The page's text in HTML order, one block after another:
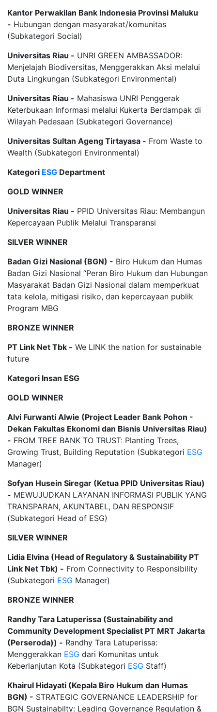
Kantor Perwakilan Bank Indonesia Provinsi Maluku
- Hubungan dengan masyarakat/komunitas
(Subkategori Social)
Universitas Riau - UNRI GREEN AMBASSADOR:
Menjelajah Biodiversitas, Menggerakkan Aksi melalui
Duta Lingkungan (Subkategori Environmental)
Universitas Riau - Mahasiswa UNRI Penggerak
Keterbukaan Informasi melalui Kukerta Berdampak di
Wilayah Pedesaan (Subkategori Governance)
Universitas Sultan Ageng Tirtayasa - From Waste to
Wealth (Subkategori Environmental)
Kategori ESG Department
GOLD WINNER
Universitas Riau - PPID Universitas Riau: Membangun
Kepercayaan Publik Melalui Transparansi
SILVER WINNER
Badan Gizi Nasional (BGN) - Biro Hukum dan Humas
Badan Gizi Nasional “Peran Biro Hukum dan Hubungan
Masyarakat Badan Gizi Nasional dalam memperkuat
tata kelola, mitigasi risiko, dan kepercayaan publik
Program MBG
BRONZE WINNER
PT Link Net Tbk - We LINK the nation for sustainable
future
Kategori Insan ESG
GOLD WINNER
Alvi Furwanti Alwie (Project Leader Bank Pohon -
Dekan Fakultas Ekonomi dan Bisnis Universitas Riau)
- FROM TREE BANK TO TRUST: Planting Trees,
Growing Trust, Building Reputation (Subkategori ESG
Manager)
Sofyan Husein Siregar (Ketua PPID Universitas Riau)
- MEWUJUDKAN LAYANAN INFORMASI PUBLIK YANG
TRANSPARAN, AKUNTABEL, DAN RESPONSIF
(Subkategori Head of ESG)
SILVER WINNER
Lidia Elvina (Head of Regulatory & Sustainability PT
Link Net Tbk) - From Connectivity to Responsibility
(Subkategori ESG Manager)
BRONZE WINNER
Randhy Tara Latuperissa (Sustainability and
Community Development Specialist PT MRT Jakarta
(Perseroda)) - Randhy Tara Latuperissa:
Menggerakkan ESG dari Komunitas untuk
Keberlanjutan Kota (Subkategori ESG Staff)
Khairul Hidayati (Kepala Biro Hukum dan Humas
BGN) - STRATEGIC GOVERNANCE LEADERSHIP for
BGN Sustainabilty: Leading Governance Regulation &